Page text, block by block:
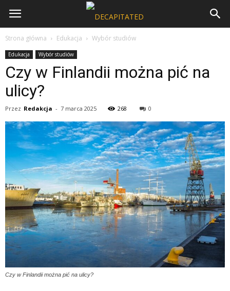
Strona główna Edukacja Wybór studiów
Edukacja Wybór studiów
Czy w Finlandii można pić na
ulicy?
Przez Redakcja - 7 marca 2025 268 0
Czy w Finlandii można pić na ulicy?